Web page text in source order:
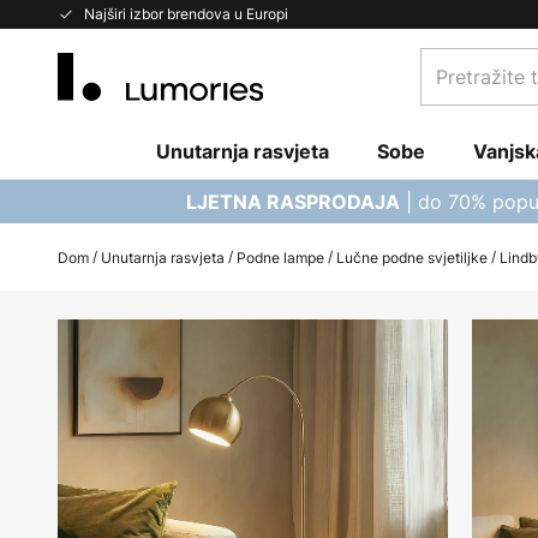
Najširi izbor brendova u Europi
Skip
Pretražite
trgovinu...
Unutarnja rasvjeta Sobe
LJETNA RASPRODAJA | do 70%
Dom Unutarnja rasvjeta Podne lampe Lučne podne svjetiljke
the
end
the
images